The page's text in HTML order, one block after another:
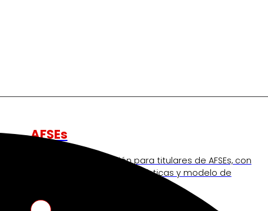
AFSEs
Espacio de información para titulares de AFSEs, con
detalle sobre sus características y modelo de